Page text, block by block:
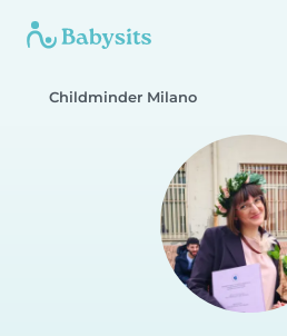
Childminder Milano